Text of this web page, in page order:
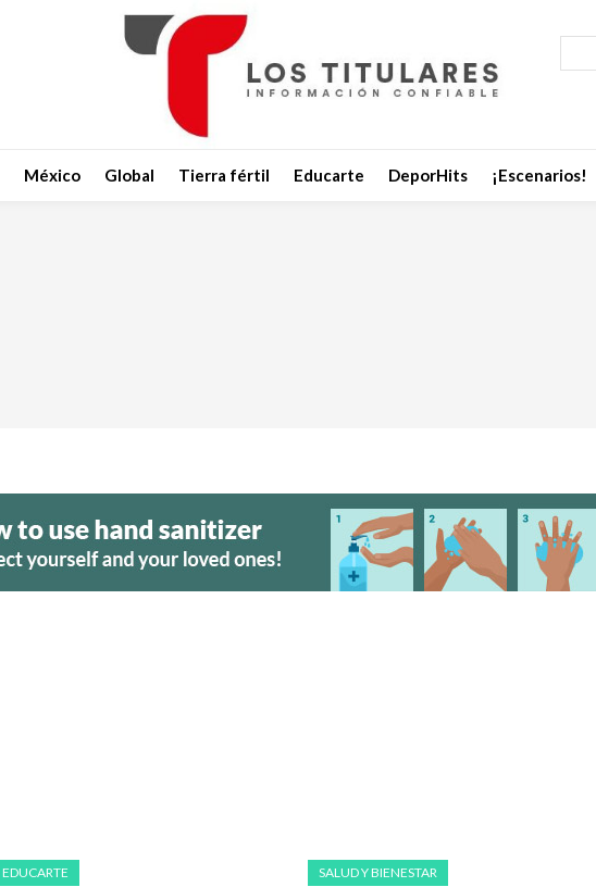
México Global Tierra fértil Educarte DeporHits ¡Escenarios!
EDUCARTE SALUD Y BIENESTAR